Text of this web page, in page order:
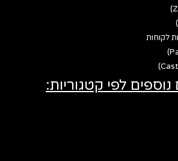
לקוחות
נוספים לפי קטגוריות: